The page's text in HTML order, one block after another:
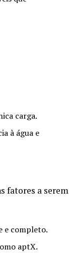
carga.
à água e
fatores a serem
e completo.
aptX.